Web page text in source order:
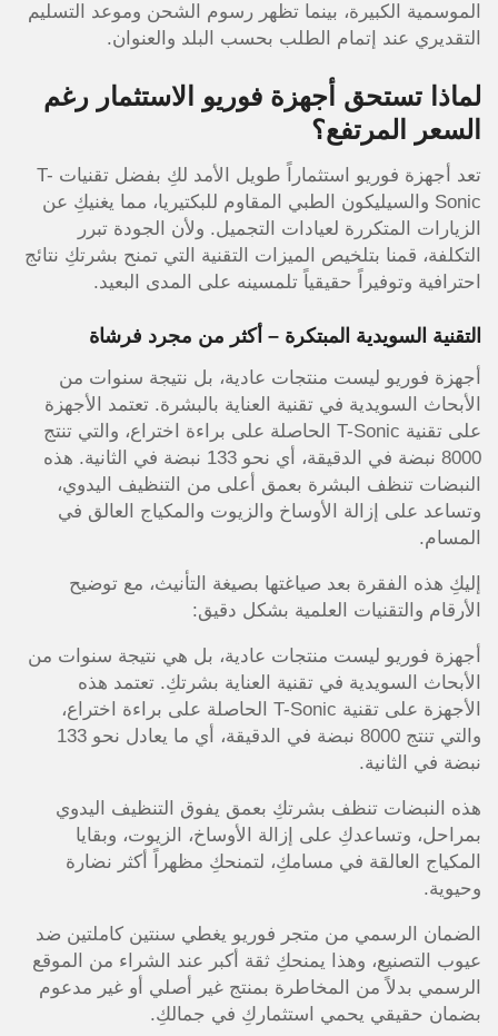
الموسمية الكبيرة، بينما تظهر رسوم الشحن وموعد التسليم
التقديري عند إتمام الطلب بحسب البلد والعنوان.
لماذا تستحق أجهزة فوريو الاستثمار رغم
السعر المرتفع؟
تعد أجهزة فوريو استثماراً طويل الأمد لكِ بفضل تقنيات T-
Sonic والسيليكون الطبي المقاوم للبكتيريا، مما يغنيكِ عن
الزيارات المتكررة لعيادات التجميل. ولأن الجودة تبرر
التكلفة، قمنا بتلخيص الميزات التقنية التي تمنح بشرتكِ نتائج
احترافية وتوفيراً حقيقياً تلمسينه على المدى البعيد.
التقنية السويدية المبتكرة – أكثر من مجرد فرشاة
أجهزة فوريو ليست منتجات عادية، بل نتيجة سنوات من
الأبحاث السويدية في تقنية العناية بالبشرة. تعتمد الأجهزة
على تقنية T-Sonic الحاصلة على براءة اختراع، والتي تنتج
8000 نبضة في الدقيقة، أي نحو 133 نبضة في الثانية. هذه
النبضات تنظف البشرة بعمق أعلى من التنظيف اليدوي،
وتساعد على إزالة الأوساخ والزيوت والمكياج العالق في
المسام.
إليكِ هذه الفقرة بعد صياغتها بصيغة التأنيث، مع توضيح
الأرقام والتقنيات العلمية بشكل دقيق:
أجهزة فوريو ليست منتجات عادية، بل هي نتيجة سنوات من
الأبحاث السويدية في تقنية العناية بشرتكِ. تعتمد هذه
الأجهزة على تقنية T-Sonic الحاصلة على براءة اختراع،
والتي تنتج 8000 نبضة في الدقيقة، أي ما يعادل نحو 133
نبضة في الثانية.
هذه النبضات تنظف بشرتكِ بعمق يفوق التنظيف اليدوي
بمراحل، وتساعدكِ على إزالة الأوساخ، الزيوت، وبقايا
المكياج العالقة في مسامكِ، لتمنحكِ مظهراً أكثر نضارة
وحيوية.
الضمان الرسمي من متجر فوريو يغطي سنتين كاملتين ضد
عيوب التصنيع، وهذا يمنحكِ ثقة أكبر عند الشراء من الموقع
الرسمي بدلاً من المخاطرة بمنتج غير أصلي أو غير مدعوم
بضمان حقيقي يحمي استثماركِ في جمالكِ.